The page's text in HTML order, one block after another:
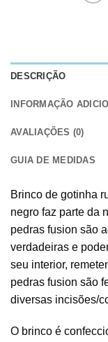
DESCRIÇÃO
INFORMAÇÃO
AVALIAÇÕES (0)
GUIA DE MEDIDAS
Brinco de gotinha
negro faz parte da
pedras fusion são
verdadeiras e
seu interior,
pedras fusion são
diversas incisões/
O brinco é